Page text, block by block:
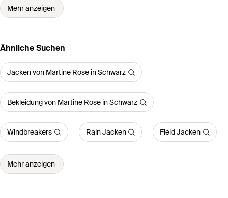
Mehr anzeigen
Ähnliche Suchen
Jacken von Martine Rose in Schwarz
Bekleidung von Martine Rose in Schwarz
Windbreakers Rain Jacken Field Jacken
Mehr anzeigen